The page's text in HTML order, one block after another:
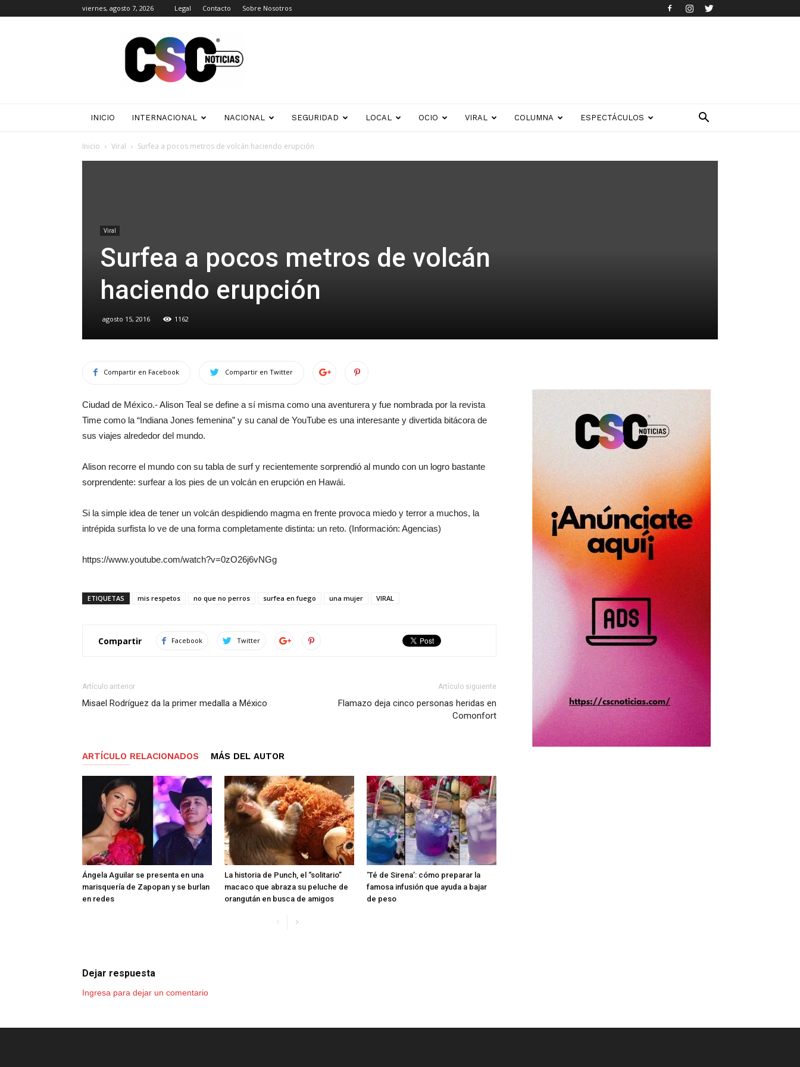
viernes, agosto 7, 2026 Legal Contacto Sobre Nosotros
Noticias
INICIO INTERNACIONAL NACIONAL SEGURIDAD LOCAL OCIO VIRAL COLUMNA ESPECTÁCULOS
Inicio Viral Surfea a pocos metros de volcán haciendo erupción
Viral
Surfea a pocos metros de volcán
haciendo erupción
agosto 15, 2016 1162
Compartir en Facebook Compartir en Twitter
Ciudad de México.- Alison Teal se define a sí misma como una aventurera y fue nombrada por la revista
Time como la “Indiana Jones femenina” y su canal de YouTube es una interesante y divertida bitácora de
sus viajes alrededor del mundo.
Alison recorre el mundo con su tabla de surf y recientemente sorprendió al mundo con un logro bastante
sorprendente: surfear a los pies de un volcán en erupción en Hawái.
Si la simple idea de tener un volcán despidiendo magma en frente provoca miedo y terror a muchos, la
intrépida surfista lo ve de una forma completamente distinta: un reto. (Información: Agencias)
https://www.youtube.com/watch?v=0zO26j6vNGg
ETIQUETAS mis respetos no que no perros surfea en fuego una mujer VIRAL
Compartir Facebook Twitter
Artículo anterior
Misael Rodríguez da la primer medalla a México
Artículo siguiente
Flamazo deja cinco personas heridas en
Comonfort
ARTÍCULO RELACIONADOS MÁS DEL AUTOR
Ángela Aguilar se presenta en una
marisquería de Zapopan y se burlan
en redes
La historia de Punch, el “solitario”
macaco que abraza su peluche de
orangután en busca de amigos
‘Té de Sirena’: cómo preparar la
famosa infusión que ayuda a bajar
de peso
Dejar respuesta
Ingresa para dejar un comentario